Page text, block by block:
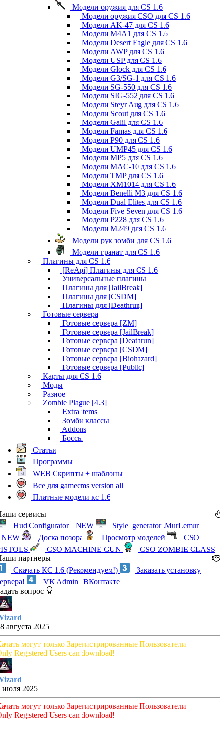
Модели оружия для CS 1.6
Модели оружия CSO для CS 1.6
Модели AK-47 для CS 1.6
Модели M4A1 для CS 1.6
Модели Desert Eagle для CS 1.6
Модели AWP для CS 1.6
Модели USP для CS 1.6
Модели Glock для CS 1.6
Модели G3/SG-1 для CS 1.6
Модели SG-550 для CS 1.6
Модели SIG-552 для CS 1.6
Модели Steyr Aug для CS 1.6
Модели Scout для CS 1.6
Модели Galil для CS 1.6
Модели Famas для CS 1.6
Модели P90 для CS 1.6
Модели UMP45 для CS 1.6
Модели MP5 для CS 1.6
Модели MAC-10 для CS 1.6
Модели TMP для CS 1.6
Модели XM1014 для CS 1.6
Модели Benelli M3 для CS 1.6
Модели Dual Elites для CS 1.6
Модели Five Seven для CS 1.6
Модели P228 для CS 1.6
Модели M249 для CS 1.6
Модели рук зомби для CS 1.6
Модели гранат для CS 1.6
Плагины для CS 1.6
[ReApi] Плагины для CS 1.6
Универсальные плагины
Плагины для [JailBreak]
Плагины для [CSDM]
Плагины для [Deathrun]
Готовые сервера
Готовые сервера [ZM]
Готовые сервера [JailBreak]
Готовые сервера [Deathrun]
Готовые сервера [CSDM]
Готовые сервера [Biohazard]
Готовые сервера [Public]
Карты для CS 1.6
Моды
Разное
Zombie Plague [4.3]
Extra items
Зомби классы
Addons
Боссы
Статьи
Программы
WEB Скрипты + шаблоны
Все для gamecms version all
Платные модели кс 1.6
сервисы
Hud Configurator
NEW
Style_generator .MurLemur
NEW
Доска позора Просмотр моделей
CSO
CSO MACHINE GUN
CSO ZOMBIE CLASS
партнеры
Скачать КС 1.6 (Рекомендуем!)
Заказать установку
VK Admin | ВКонтакте
вопрос
августа 2025
могут только Зарегистрированные Пользователи
Registered Users can download!
июля 2025
могут только Зарегистрированные Пользователи
Registered Users can download!